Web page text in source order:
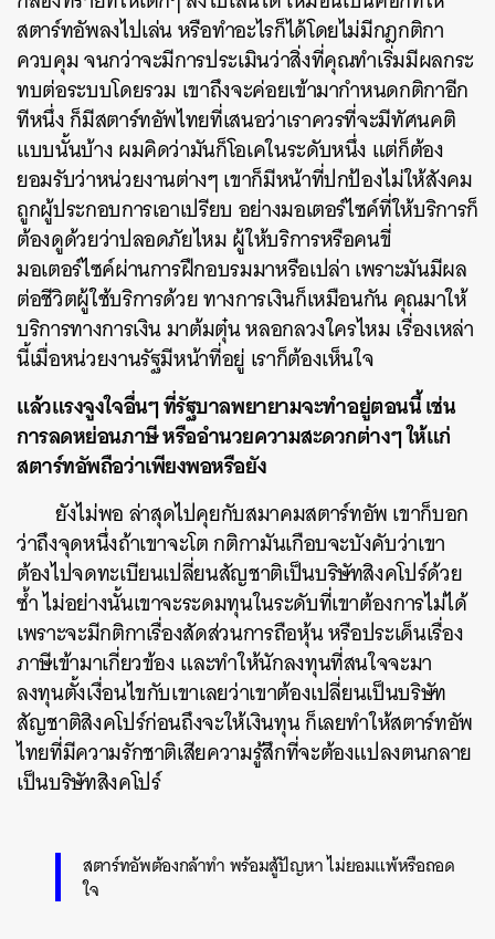
สตาร์ทอัพลงไปเล่น หรือทำอะไรก็ได้โดยไม่มีกฎกติกา
ควบคุม จนกว่าจะมีการประเมินว่าสิ่งที่คุณทำเริ่มมีผลกระ
ทบต่อระบบโดยรวม เขาถึงจะค่อยเข้ามากำหนดกติกาอีก
ทีหนึ่ง ก็มีสตาร์ทอัพไทยที่เสนอว่าเราควรที่จะมีทัศนคติ
แบบนั้นบ้าง ผมคิดว่ามันก็โอเคในระดับหนึ่ง แต่ก็ต้อง
ยอมรับว่าหน่วยงานต่างๆ เขาก็มีหน้าที่ปกป้องไม่ให้สังคม
ถูกผู้ประกอบการเอาเปรียบ อย่างมอเตอร์ไซค์ที่ให้บริการก็
ต้องดูด้วยว่าปลอดภัยไหม ผู้ให้บริการหรือคนขี่
มอเตอร์ไซค์ผ่านการฝึกอบรมมาหรือเปล่า เพราะมันมีผล
ต่อชีวิตผู้ใช้บริการด้วย ทางการเงินก็เหมือนกัน คุณมาให้
บริการทางการเงิน มาต้มตุ๋น หลอกลวงใครไหม เรื่องเหล่า
นี้เมื่อหน่วยงานรัฐมีหน้าที่อยู่ เราก็ต้องเห็นใจ
แล้วแรงจูงใจอื่นๆ ที่รัฐบาลพยายามจะทำอยู่ตอนนี้ เช่น
การลดหย่อนภาษี หรืออำนวยความสะดวกต่างๆ ให้แก่
สตาร์ทอัพถือว่าเพียงพอหรือยัง
ยังไม่พอ ล่าสุดไปคุยกับสมาคมสตาร์ทอัพ เขาก็บอก
ว่าถึงจุดหนึ่งถ้าเขาจะโต กติกามันเกือบจะบังคับว่าเขา
ต้องไปจดทะเบียนเปลี่ยนสัญชาติเป็นบริษัทสิงคโปร์ด้วย
ซ้ำ ไม่อย่างนั้นเขาจะระดมทุนในระดับที่เขาต้องการไม่ได้
เพราะจะมีกติกาเรื่องสัดส่วนการถือหุ้น หรือประเด็นเรื่อง
ภาษีเข้ามาเกี่ยวข้อง และทำให้นักลงทุนที่สนใจจะมา
ลงทุนตั้งเงื่อนไขกับเขาเลยว่าเขาต้องเปลี่ยนเป็นบริษัท
สัญชาติสิงคโปร์ก่อนถึงจะให้เงินทุน ก็เลยทำให้สตาร์ทอัพ
ไทยที่มีความรักชาติเสียความรู้สึกที่จะต้องแปลงตนกลาย
เป็นบริษัทสิงคโปร์
สตาร์ทอัพต้องกล้าทำ พร้อมสู้ปัญหา ไม่ยอมแพ้หรือถอด
ใจ